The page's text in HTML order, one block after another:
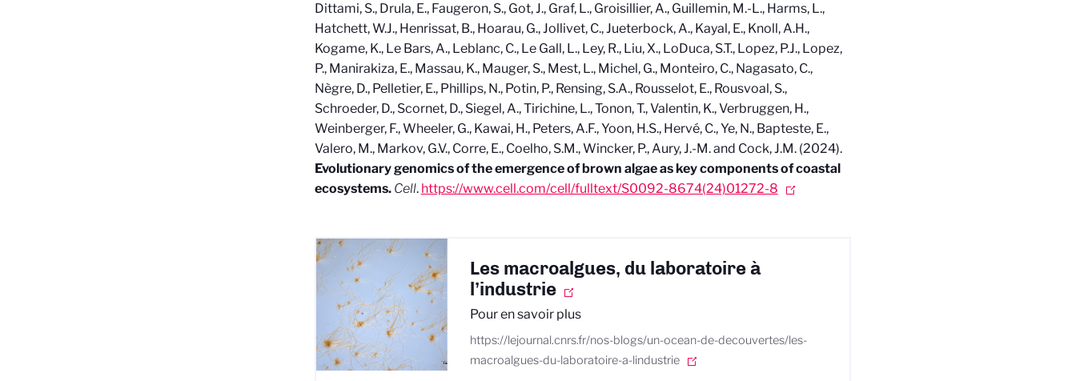
Dittami, S., Drula, E., Faugeron, S., Got, J., Graf, L., Groisillier, A., Guillemin, M.-L., Harms, L.,
Hatchett, W.J., Henrissat, B., Hoarau, G., Jollivet, C., Jueterbock, A., Kayal, E., Knoll, A.H.,
Kogame, K., Le Bars, A., Leblanc, C., Le Gall, L., Ley, R., Liu, X., LoDuca, S.T., Lopez, P.J., Lopez,
P., Manirakiza, E., Massau, K., Mauger, S., Mest, L., Michel, G., Monteiro, C., Nagasato, C.,
Nègre, D., Pelletier, E., Phillips, N., Potin, P., Rensing, S.A., Rousselot, E., Rousvoal, S.,
Schroeder, D., Scornet, D., Siegel, A., Tirichine, L., Tonon, T., Valentin, K., Verbruggen, H.,
Weinberger, F., Wheeler, G., Kawai, H., Peters, A.F., Yoon, H.S., Hervé, C., Ye, N., Bapteste, E.,
Valero, M., Markov, G.V., Corre, E., Coelho, S.M., Wincker, P., Aury, J.-M. and Cock, J.M. (2024).
Evolutionary genomics of the emergence of brown algae as key components of coastal
ecosystems. Cell. https://www.cell.com/cell/fulltext/S0092-8674(24)01272-8
Les macroalgues, du laboratoire à
l’industrie
Pour en savoir plus
https://lejournal.cnrs.fr/nos-blogs/un-ocean-de-decouvertes/les-
macroalgues-du-laboratoire-a-lindustrie